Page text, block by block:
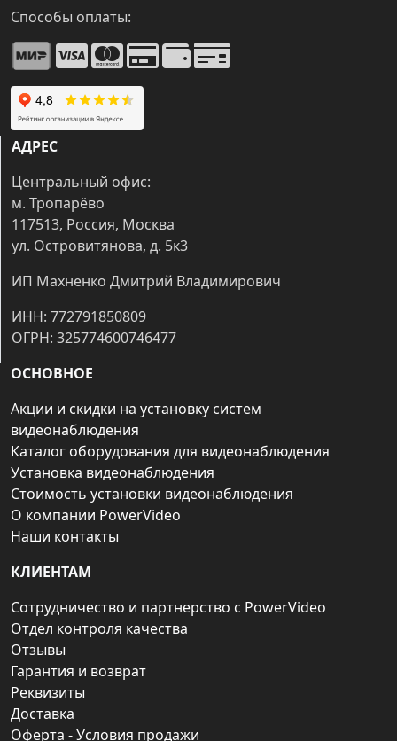
Способы оплаты:
АДРЕС
Центральный офис:
м. Тропарёво
117513, Россия, Москва
ул. Островитянова, д. 5к3
ИП Махненко Дмитрий Владимирович
ИНН: 772791850809
ОГРН: 325774600746477
ОСНОВНОЕ
Акции и скидки на установку систем
видеонаблюдения
Каталог оборудования для видеонаблюдения
Установка видеонаблюдения
Стоимость установки видеонаблюдения
О компании PowerVideo
Наши контакты
КЛИЕНТАМ
Сотрудничество и партнерство с PowerVideo
Отдел контроля качества
Отзывы
Гарантия и возврат
Реквизиты
Доставка
Оферта - Условия продажи